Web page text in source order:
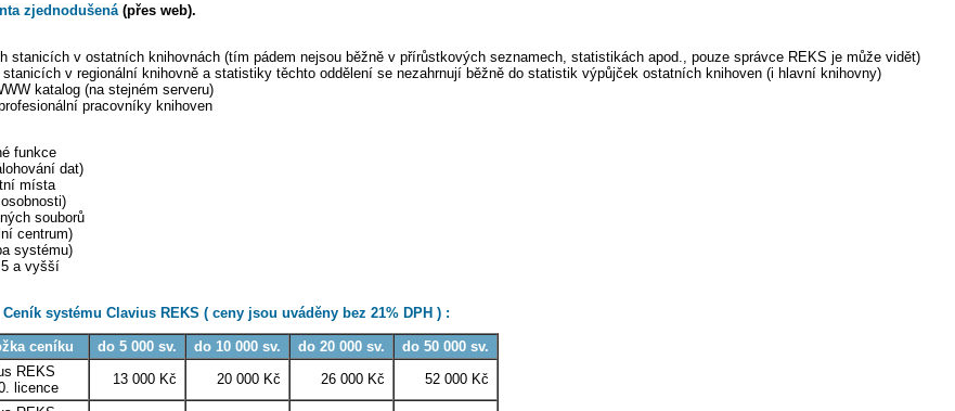
zjednodušená (přes web).
v ostatních knihovnách (tím pádem nejsou běžně v přírůstkových seznamech, statistikách apod., pouze správce REKS je může vidět)
v regionální knihovně a statistiky těchto oddělení se nezahrnují běžně do statistik výpůjček ostatních knihoven (i hlavní knihovny)
katalog (na stejném serveru)
pracovníky knihoven
funkce
dat)
místa
souborů
centrum)
systému)
a vyšší
Ceník systému Clavius REKS ( ceny jsou uváděny bez 21% DPH ) :
ceníku do 5 000 sv. do 10 000 sv. do 20 000 sv.
do 50 000 sv.
REKS
licence
13 000 Kč 20 000 Kč 26 000 Kč 52 000 Kč